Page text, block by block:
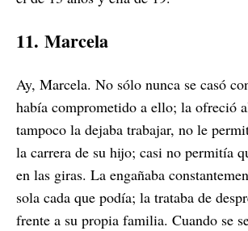
11. Marcela
Ay, Marcela. No sólo nunca se casó
había comprometido a ello; la ofreció
tampoco la dejaba trabajar, no le
la carrera de su hijo; casi no permitía
en las giras. La engañaba
sola cada que podía; la trataba de
frente a su propia familia. Cuando se